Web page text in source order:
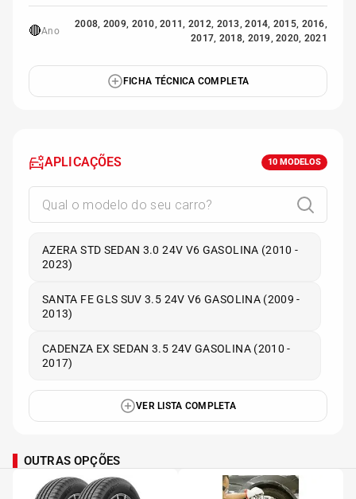
🔴Ano
2008, 2009, 2010, 2011, 2012, 2013, 2014, 2015, 2016,
2017, 2018, 2019, 2020, 2021
FICHA TÉCNICA COMPLETA
APLICAÇÕES 10 MODELOS
AZERA STD SEDAN 3.0 24V V6 GASOLINA (2010 -
2023)
SANTA FE GLS SUV 3.5 24V V6 GASOLINA (2009 -
2013)
CADENZA EX SEDAN 3.5 24V GASOLINA (2010 -
2017)
VER LISTA COMPLETA
OUTRAS OPÇÕES